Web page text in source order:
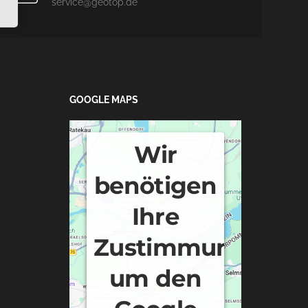
GOOGLE MAPS
Wir
benötigen
Ihre
Zustimmung,
um den